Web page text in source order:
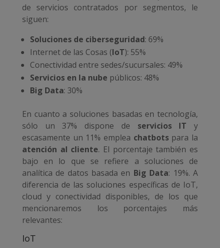
de servicios contratados por segmentos, le
siguen:
Soluciones de ciberseguridad: 69%
Internet de las Cosas (IoT): 55%
Conectividad entre sedes/sucursales: 49%
Servicios en la nube públicos: 48%
Big Data: 30%
En cuanto a soluciones basadas en tecnología,
sólo un 37% dispone de servicios IT y
escasamente un 11% emplea chatbots para la
atención al cliente. El porcentaje también es
bajo en lo que se refiere a soluciones de
analítica de datos basada en Big Data: 19%. A
diferencia de las soluciones específicas de IoT,
cloud y conectividad disponibles, de los que
mencionaremos los porcentajes más
relevantes:
IoT